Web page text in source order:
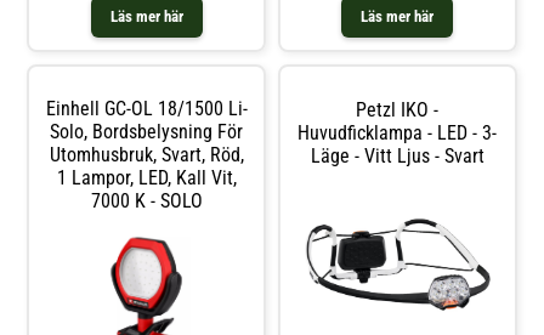
Läs mer här Läs mer här
Einhell GC-OL 18/1500 Li-
Solo, Bordsbelysning För
Utomhusbruk, Svart, Röd,
1 Lampor, LED, Kall Vit,
7000 K - SOLO
Petzl IKO -
Huvudficklampa - LED - 3-
Läge - Vitt Ljus - Svart